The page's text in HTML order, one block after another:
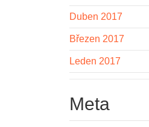
Duben 2017
Březen 2017
Leden 2017
Meta